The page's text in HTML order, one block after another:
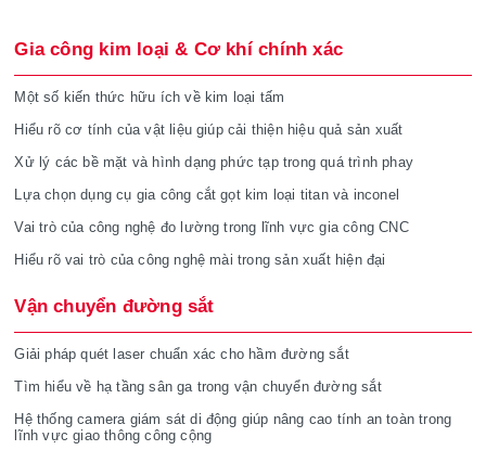
Gia công kim loại & Cơ khí chính xác
Một số kiến thức hữu ích về kim loại tấm
Hiểu rõ cơ tính của vật liệu giúp cải thiện hiệu quả sản xuất
Xử lý các bề mặt và hình dạng phức tạp trong quá trình phay
Lựa chọn dụng cụ gia công cắt gọt kim loại titan và inconel
Vai trò của công nghệ đo lường trong lĩnh vực gia công CNC
Hiểu rõ vai trò của công nghệ mài trong sản xuất hiện đại
Vận chuyển đường sắt
Giải pháp quét laser chuẩn xác cho hầm đường sắt
Tìm hiểu về hạ tầng sân ga trong vận chuyển đường sắt
Hệ thống camera giám sát di động giúp nâng cao tính an toàn trong
lĩnh vực giao thông công cộng